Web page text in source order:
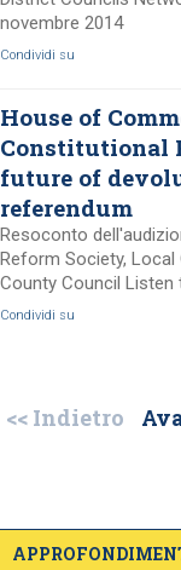
novembre 2014
Condividi su
House of
Constitutional
future of
referendum
Resoconto
Reform Society,
County Council
Condividi su
<< Indietro